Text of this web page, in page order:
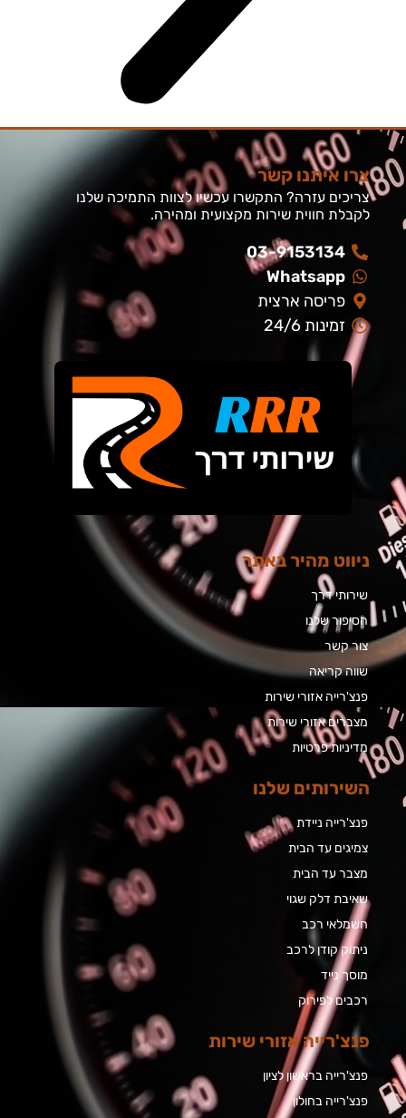
צרו איתנו קשר
צריכים עזרה? התקשרו עכשיו לצוות התמיכה שלנו
לקבלת חווית שירות מקצועית ומהירה.
03-9153134
Whatsapp
פריסה ארצית
זמינות 24/6
ניווט מהיר באתר
שירותי דרך
הסיפור שלנו
צור קשר
שווה קריאה
פנצ'רייה אזורי שירות
מצברים אזורי שירות
מדיניות פרטיות
השירותים שלנו
פנצ'רייה ניידת
צמיגים עד הבית
מצבר עד הבית​
שאיבת דלק שגוי
חשמלאי רכב
ניתוק קודן לרכב
מוסך נייד
רכבים לפירוק
פנצ'רייה אזורי שירות
פנצ'רייה בראשון לציון
פנצ'רייה בחולון